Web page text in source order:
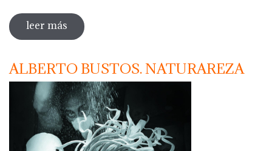
leer más sobre 30+2 anys de l'escola taller de
ceràmica d'argentona
ALBERTO BUSTOS. NATURAREZA